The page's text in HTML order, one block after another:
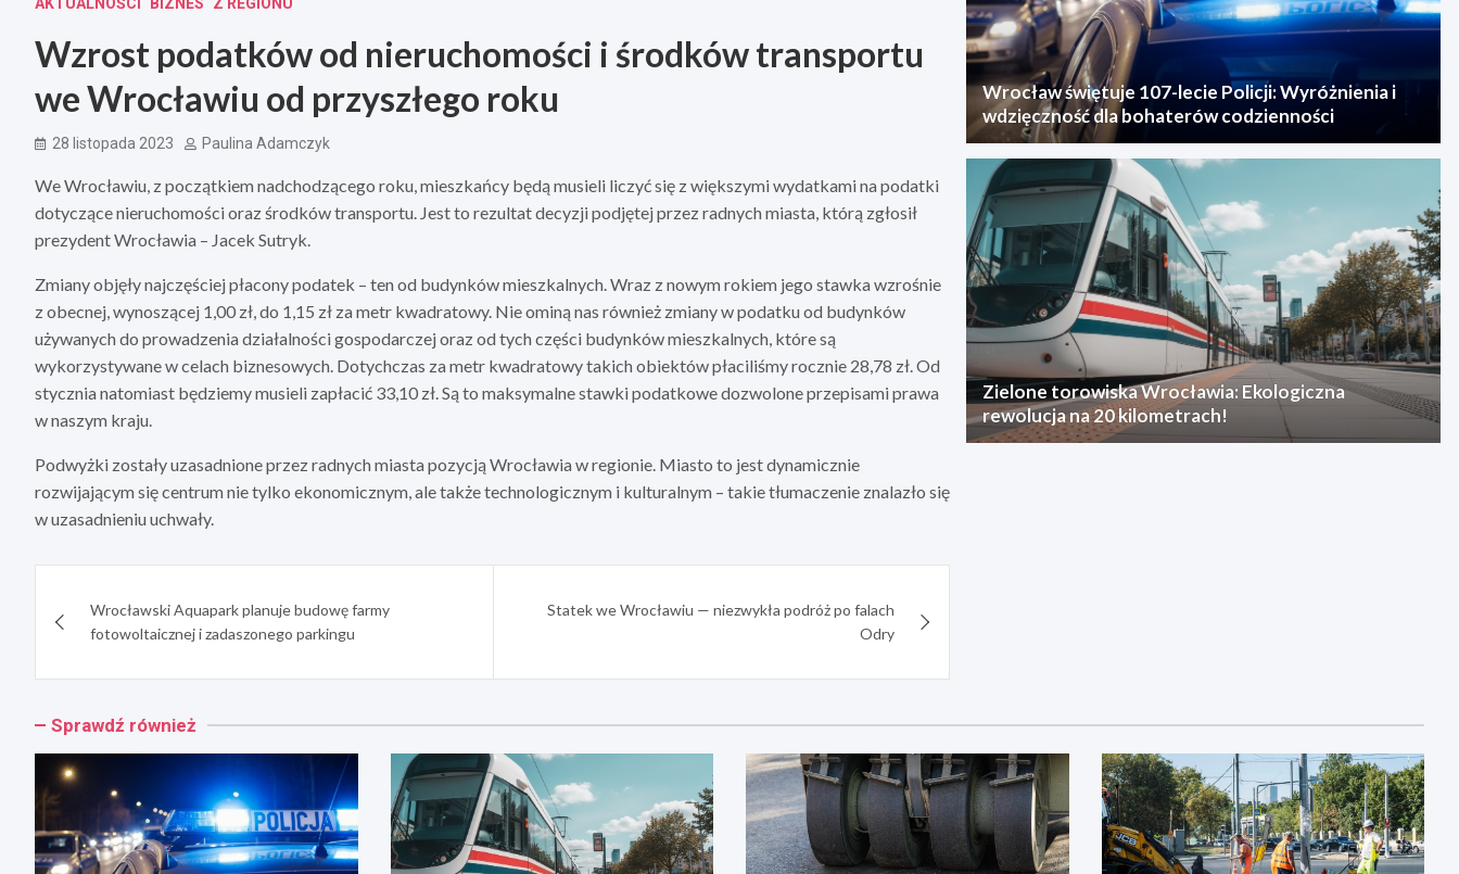
Wzrost podatków od nieruchomości i środków transportu
we Wrocławiu od przyszłego roku
28 listopada 2023 Paulina Adamczyk
We Wrocławiu, z początkiem nadchodzącego roku, mieszkańcy będą musieli liczyć się z większymi wydatkami na podatki
dotyczące nieruchomości oraz środków transportu. Jest to rezultat decyzji podjętej przez radnych miasta, którą zgłosił
prezydent Wrocławia – Jacek Sutryk.
Zmiany objęły najczęściej płacony podatek – ten od budynków mieszkalnych. Wraz z nowym rokiem jego stawka wzrośnie
z obecnej, wynoszącej 1,00 zł, do 1,15 zł za metr kwadratowy. Nie ominą nas również zmiany w podatku od budynków
używanych do prowadzenia działalności gospodarczej oraz od tych części budynków mieszkalnych, które są
wykorzystywane w celach biznesowych. Dotychczas za metr kwadratowy takich obiektów płaciliśmy rocznie 28,78 zł. Od
stycznia natomiast będziemy musieli zapłacić 33,10 zł. Są to maksymalne stawki podatkowe dozwolone przepisami prawa
w naszym kraju.
Podwyżki zostały uzasadnione przez radnych miasta pozycją Wrocławia w regionie. Miasto to jest dynamicznie
rozwijającym się centrum nie tylko ekonomicznym, ale także technologicznym i kulturalnym – takie tłumaczenie znalazło się
w uzasadnieniu uchwały.
wpisuWrocławski Aquapark planuje budowę farmy
fotowoltaicznej i zadaszonego parkingu
Statek we Wrocławiu — niezwykła podróż po falach
Odry
Wrocław świętuje 107-lecie Policji: Wyróżnienia i
wdzięczność dla bohaterów codzienności
Zielone torowiska Wrocławia: Ekologiczna
rewolucja na 20 kilometrach!
Sprawdź również